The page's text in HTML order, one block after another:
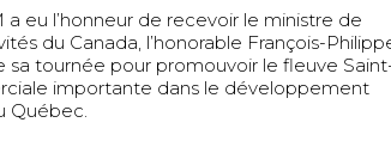
a eu l’honneur de recevoir le ministre de
du Canada, l’honorable François-
sa tournée pour promouvoir le fleuve
importante dans le développement
Québec.